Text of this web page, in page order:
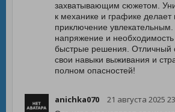
захватывающим сюжетом.
к механике и графике делает
приключение увлекательным.
напряжение и
быстрые решения. Отличный
свои навыки выживания и
полном опасностей!
anichka070 21 августа 2025